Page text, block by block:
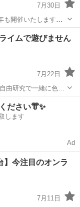
7月30日
開催いたします。
12:45～ 場 所 フ
ワーアレンジメ...
イムで遊びません
7月22日
由研究で一緒に色々
楽しみませんか？小
えております。詳細
スライム
ださい👘✨
します
Ad
】今注目のオンラ
7月11日